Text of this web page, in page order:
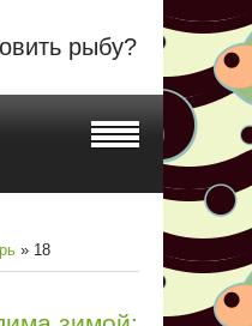
рыбу?
» 18